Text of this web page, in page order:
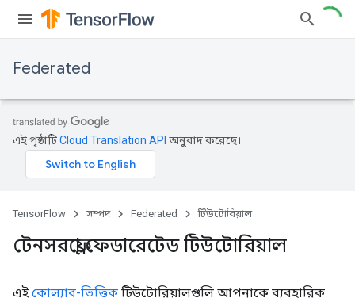
Federated
এই পৃষ্ঠাটিCloud Translation API অনুবাদ করেছে।
TensorFlow সম্পদ Federated টিউটোরিয়াল
টেনসরফ্লো ফেডারেটেড টিউটোরিয়াল
এইকোল্যাব-ভিত্তিক টিউটোরিয়ালগুলি আপনাকে ব্যবহারিক